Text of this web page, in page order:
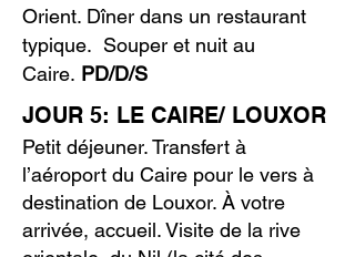
Orient. Dîner dans un restaurant
typique. Souper et nuit au
Caire. PD/D/S
JOUR 5: LE CAIRE/ LOUXOR
Petit déjeuner. Transfert à
l’aéroport du Caire pour le vers à
destination de Louxor. À votre
arrivée, accueil. Visite de la rive